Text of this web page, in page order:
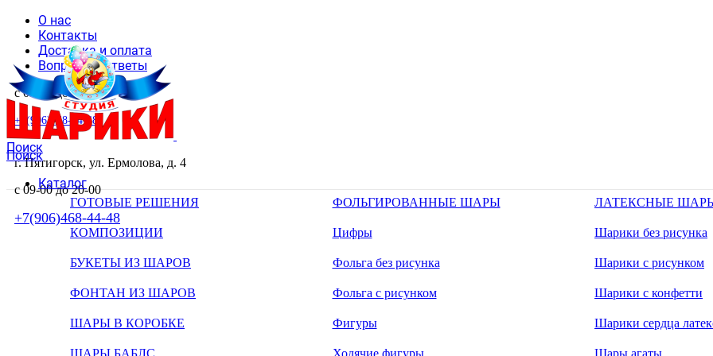
О нас
Контакты
Доставка и оплата
Вопросы и ответы
с 09-00 до 20-00
+7(906)468-44-48
Поиск
г. Пятигорск, ул. Ермолова, д. 4
с 09-00 до 20-00
+7(906)468-44-48
Поиск
Каталог
ГОТОВЫЕ РЕШЕНИЯ
КОМПОЗИЦИИ
БУКЕТЫ ИЗ ШАРОВ
ФОНТАН ИЗ ШАРОВ
ШАРЫ В КОРОБКЕ
ШАРЫ БАБЛС
ФОЛЬГИРОВАННЫЕ ШАРЫ
Цифры
Фольга без рисунка
Фольга с рисунком
Фигуры
Ходячие фигуры
ЛАТЕКСНЫЕ
Шарики без рисунка
Шарики с рисунком
Шарики с конфетти
Шарики сердца
Шары агаты